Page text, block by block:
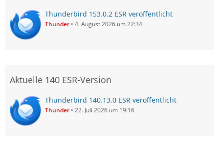
Thunderbird 153.0.2 ESR veröffentlicht
Thunder 4. August 2026 um 22:34
Aktuelle 140 ESR-Version
Thunderbird 140.13.0 ESR veröffentlicht
Thunder 22. Juli 2026 um 19:16